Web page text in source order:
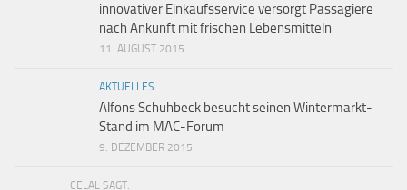
innovativer Einkaufsservice versorgt Passagiere
nach Ankunft mit frischen Lebensmitteln
11. AUGUST 2015
AKTUELLES
Alfons Schuhbeck besucht seinen Wintermarkt-
Stand im MAC-Forum
9. DEZEMBER 2015
CELAL SAGT: